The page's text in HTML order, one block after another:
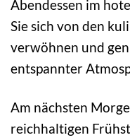
Abendessen im
Sie sich von den
verwöhnen und
entspannter
Am nächsten
reichhaltigen